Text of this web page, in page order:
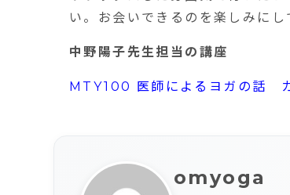
い。お会いできるのを楽しみにし
中野陽子先生担当の講座
MTY100 医師によるヨガの話
omyoga